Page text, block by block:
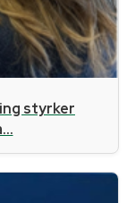
styrker